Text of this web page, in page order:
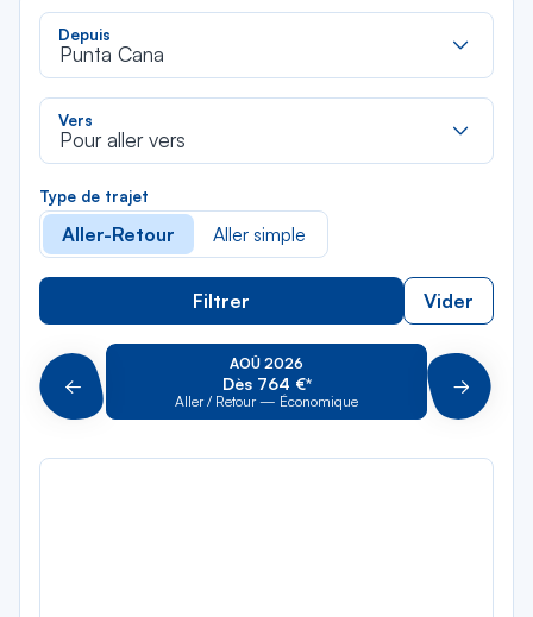
Depuis
Punta Cana
Vers
Pour aller vers
Type de trajet
Aller-Retour Aller simple
Filtrer Vider
Précédent
AOÛ 2026
Dès 764 €*
Aller / Retour — Économique Suivant